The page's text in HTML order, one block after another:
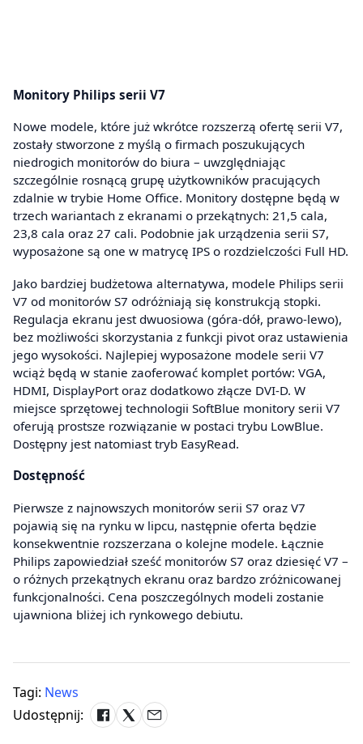
Monitory Philips serii V7
Nowe modele, które już wkrótce rozszerzą ofertę serii V7,
zostały stworzone z myślą o firmach poszukujących
niedrogich monitorów do biura – uwzględniając
szczególnie rosnącą grupę użytkowników pracujących
zdalnie w trybie Home Office. Monitory dostępne będą w
trzech wariantach z ekranami o przekątnych: 21,5 cala,
23,8 cala oraz 27 cali. Podobnie jak urządzenia serii S7,
wyposażone są one w matrycę IPS o rozdzielczości Full HD.
Jako bardziej budżetowa alternatywa, modele Philips serii
V7 od monitorów S7 odróżniają się konstrukcją stopki.
Regulacja ekranu jest dwuosiowa (góra-dół, prawo-lewo),
bez możliwości skorzystania z funkcji pivot oraz ustawienia
jego wysokości. Najlepiej wyposażone modele serii V7
wciąż będą w stanie zaoferować komplet portów: VGA,
HDMI, DisplayPort oraz dodatkowo złącze DVI-D. W
miejsce sprzętowej technologii SoftBlue monitory serii V7
oferują prostsze rozwiązanie w postaci trybu LowBlue.
Dostępny jest natomiast tryb EasyRead.
Dostępność
Pierwsze z najnowszych monitorów serii S7 oraz V7
pojawią się na rynku w lipcu, następnie oferta będzie
konsekwentnie rozszerzana o kolejne modele. Łącznie
Philips zapowiedział sześć monitorów S7 oraz dziesięć V7 –
o różnych przekątnych ekranu oraz bardzo zróżnicowanej
funkcjonalności. Cena poszczególnych modeli zostanie
ujawniona bliżej ich rynkowego debiutu.
Tagi: News
Udostępnij: